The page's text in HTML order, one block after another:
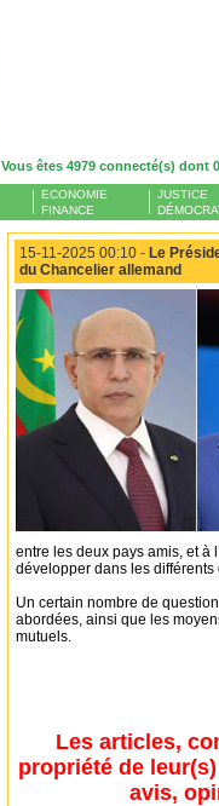
Vous êtes 4979 connecté(s) dont
ECONOMIE
FINANCE
JUSTICE
15-11-2025 00:10 - Le
du Chancelier allemand
entre les deux pays amis, et à
développer dans les différents
Un certain nombre de
abordées, ainsi que les
mutuels.
Les articles,
propriété de
avis,